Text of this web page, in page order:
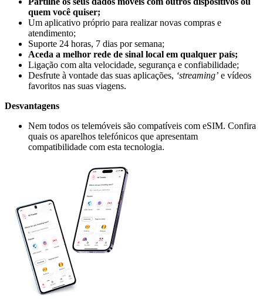
quem você quiser;
Um aplicativo próprio para realizar novas compras e
atendimento;
Suporte 24 horas, 7 dias por semana;
Aceda a melhor rede de sinal local em qualquer país;
Ligação com alta velocidade, segurança e confiabilidade;
Desfrute à vontade das suas aplicações, ‘streaming’ e vídeos
favoritos nas suas viagens.
Desvantagens
Nem todos os telemóveis são compatíveis com eSIM. Confira
quais os aparelhos telefónicos que apresentam
compatibilidade com esta tecnologia.